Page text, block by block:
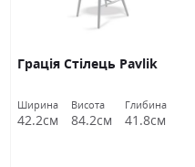
Грація Стілець Pavlik
Ширина
42.2см
Висота
84.2см
Глибина
41.8см